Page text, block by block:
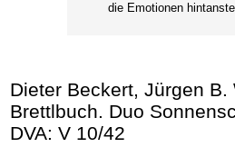
die Emotionen
Dieter Beckert, Jürgen
Brettlbuch. Duo
DVA: V 10/42